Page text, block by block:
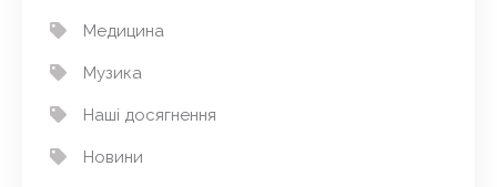
Медицина
Музика
Наші досягнення
Новини